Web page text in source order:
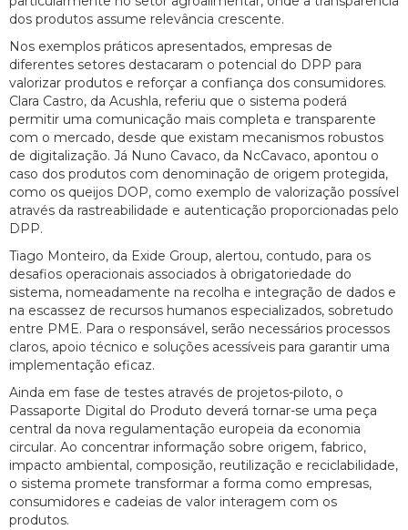
dos produtos assume relevância crescente.
Nos exemplos práticos apresentados, empresas de
diferentes setores destacaram o potencial do DPP para
valorizar produtos e reforçar a confiança dos consumidores.
Clara Castro, da Acushla, referiu que o sistema poderá
permitir uma comunicação mais completa e transparente
com o mercado, desde que existam mecanismos robustos
de digitalização. Já Nuno Cavaco, da NcCavaco, apontou o
caso dos produtos com denominação de origem protegida,
como os queijos DOP, como exemplo de valorização possível
através da rastreabilidade e autenticação proporcionadas pelo
DPP.
Tiago Monteiro, da Exide Group, alertou, contudo, para os
desafios operacionais associados à obrigatoriedade do
sistema, nomeadamente na recolha e integração de dados e
na escassez de recursos humanos especializados, sobretudo
entre PME. Para o responsável, serão necessários processos
claros, apoio técnico e soluções acessíveis para garantir uma
implementação eficaz.
Ainda em fase de testes através de projetos-piloto, o
Passaporte Digital do Produto deverá tornar-se uma peça
central da nova regulamentação europeia da economia
circular. Ao concentrar informação sobre origem, fabrico,
impacto ambiental, composição, reutilização e reciclabilidade,
o sistema promete transformar a forma como empresas,
consumidores e cadeias de valor interagem com os
produtos.